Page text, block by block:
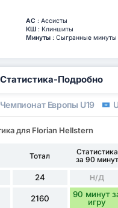
АС : Ассисты
КШ: Клиншиты
Минуты: Сыгранные минуты
Подробно
Чемпионат Европы U19
для Florian Hellstern
Тотал
Статистика
за 90 минут
24 Н/Д
2160
90 минут
игру